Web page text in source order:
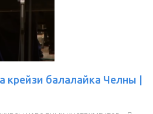
крейзи балалайка Челны |